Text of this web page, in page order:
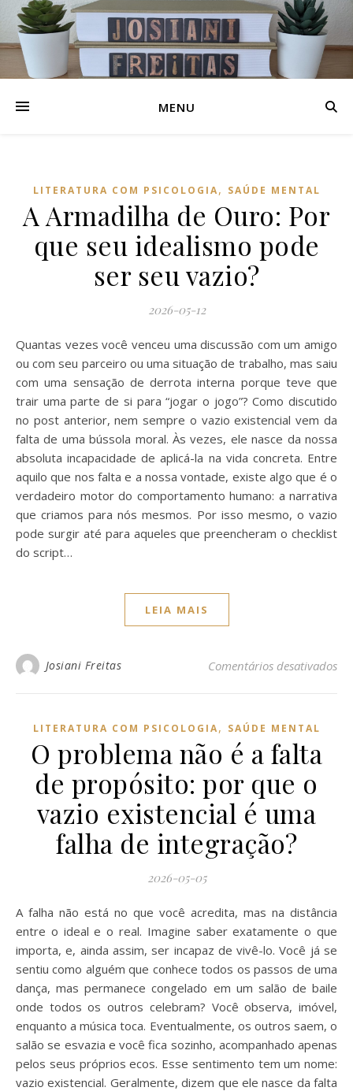
MENU
LITERATURA COM PSICOLOGIA, SAÚDE MENTAL
A Armadilha de Ouro: Por
que seu idealismo pode
ser seu vazio?
2026-05-12
Quantas vezes você venceu uma discussão com um amigo
ou com seu parceiro ou uma situação de trabalho, mas saiu
com uma sensação de derrota interna porque teve que
trair uma parte de si para “jogar o jogo”? Como discutido
no post anterior, nem sempre o vazio existencial vem da
falta de uma bússola moral. Às vezes, ele nasce da nossa
absoluta incapacidade de aplicá-la na vida concreta. Entre
aquilo que nos falta e a nossa vontade, existe algo que é o
verdadeiro motor do comportamento humano: a narrativa
que criamos para nós mesmos. Por isso mesmo, o vazio
pode surgir até para aqueles que preencheram o checklist
do script…
LEIA MAIS
Josiani Freitas Comentários desativados
LITERATURA COM PSICOLOGIA, SAÚDE MENTAL
O problema não é a falta
de propósito: por que o
vazio existencial é uma
falha de integração?
2026-05-05
A falha não está no que você acredita, mas na distância
entre o ideal e o real. Imagine saber exatamente o que
importa, e, ainda assim, ser incapaz de vivê-lo. Você já se
sentiu como alguém que conhece todos os passos de uma
dança, mas permanece congelado em um salão de baile
onde todos os outros celebram? Você observa, imóvel,
enquanto a música toca. Eventualmente, os outros saem, o
salão se esvazia e você fica sozinho, acompanhado apenas
pelos seus próprios ecos. Esse sentimento tem um nome:
vazio existencial. Geralmente, dizem que ele nasce da falta